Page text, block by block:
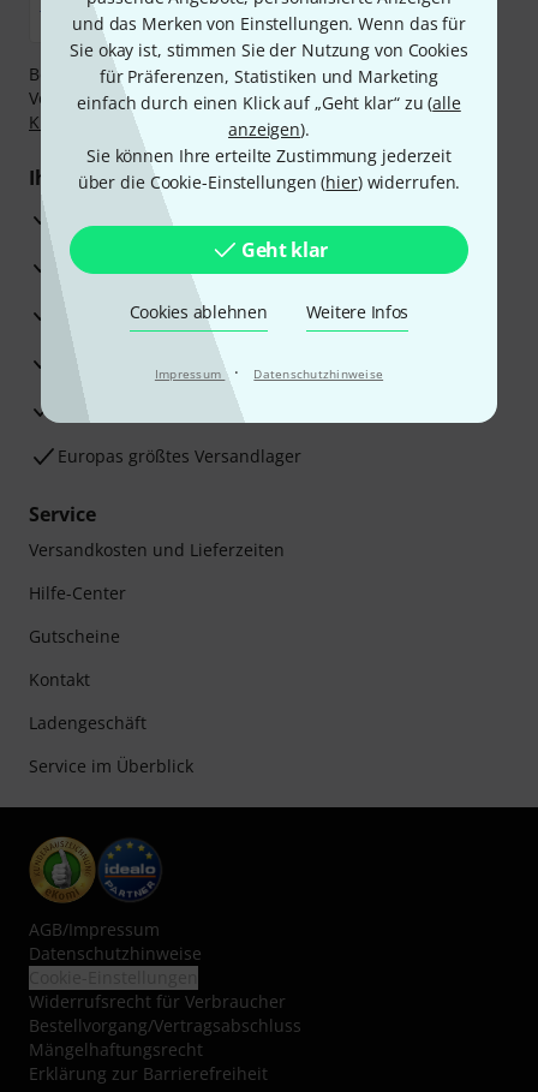
und das Merken von Einstellungen. Wenn das für
Sie okay ist, stimmen Sie der Nutzung von Cookies
für Präferenzen, Statistiken und Marketing
einfach durch einen Klick auf „Geht klar“ zu (alle
anzeigen).
Sie können Ihre erteilte Zustimmung jederzeit
über die Cookie-Einstellungen (hier) widerrufen.
Geht klar
Cookies ablehnen Weitere Infos
Impressum · Datenschutzhinweise
Bezahlen Sie vertraulich und sicher per Nachnahme,
Vorkasse, PayPal, Amazon Pay,Klarna Sofort bezahlen
Klarna Ratenzahlung
oder Kreditkarte.
Ihre Vorteile
3 Jahre Thomann Garantie
30 Tage Money-Back-Garantie
Reparaturservice
Beratung durch Fachexperten
Zufriedenheitsgarantie
Europas größtes Versandlager
Service
Versandkosten und Lieferzeiten
Hilfe-Center
Gutscheine
Kontakt
Ladengeschäft
Service im Überblick
AGB/Impressum
Datenschutzhinweise
Widerrufsrecht für Verbraucher
Bestellvorgang/Vertragsabschluss
Mängelhaftungsrecht
Erklärung zur Barrierefreiheit